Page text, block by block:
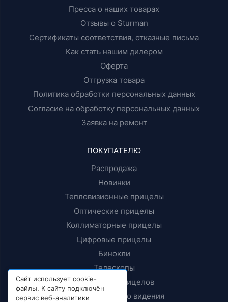
Пресса о наших товарах
Отзывы о Sturman
Сертификаты соответствия, отказные письма
Как стать нашим дилером
Оферта
Отгрузка товара
Политика обработки персональных данных
Согласие на обработку персональных данных
Заявка на ремонт
ПОКУПАТЕЛЮ
Распродажа
Новинки
Тепловизионные прицелы
Оптические прицелы
Коллиматорные прицелы
Цифровые прицелы
Бинокли
Телескопы
Крепления прицелов
Приборы ночного видения
Сайт использует cookie-
файлы. К сайту подключён
сервис веб-аналитики